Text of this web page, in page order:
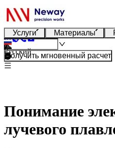
Услуги Материалы
Русский
Получить мгновенный расчет
Понимание
лучевого